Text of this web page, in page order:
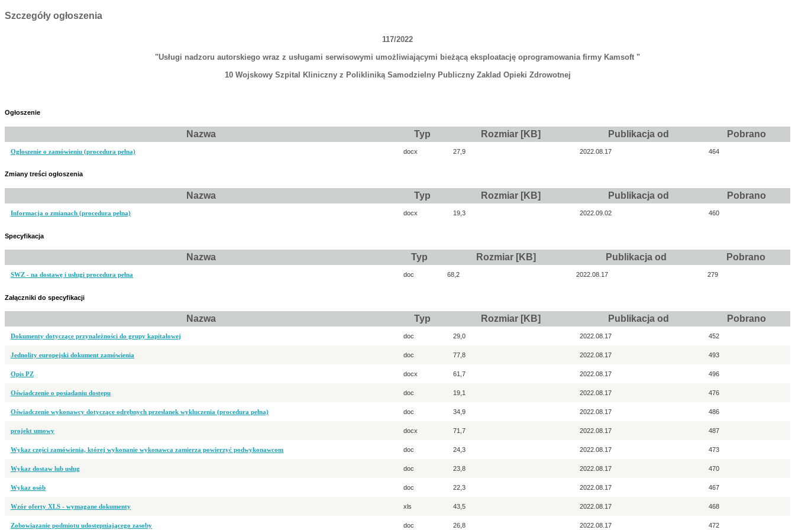
Szczegóły ogłoszenia
117/2022
"Usługi nadzoru autorskiego wraz z usługami serwisowymi umożliwiającymi bieżącą eksploatację oprogramowania firmy Kamsoft "
10 Wojskowy Szpital Kliniczny z Polikliniką Samodzielny Publiczny Zaklad Opieki Zdrowotnej
Ogłoszenie
Nazwa Typ Rozmiar [KB] Publikacja od Pobrano
Ogłoszenie o zamówieniu (procedura pełna) docx 27,9 2022.08.17 464
Zmiany treści ogłoszenia
Nazwa Typ Rozmiar [KB] Publikacja od Pobrano
Informacja o zmianach (procedura pełna) docx 19,3 2022.09.02 460
Specyfikacja
Nazwa Typ Rozmiar [KB] Publikacja od Pobrano
SWZ - na dostawę i usługi procedura pełna doc 68,2 2022.08.17 279
Załączniki do specyfikacji
Nazwa Typ Rozmiar [KB] Publikacja od Pobrano
Dokumenty dotyczące przynależności do grupy kapitałowej doc 29,0 2022.08.17 452
Jednolity europejski dokument zamówienia doc 77,8 2022.08.17 493
Opis PZ docx 61,7 2022.08.17 496
Oświadczenie o posiadaniu dostępu doc 19,1 2022.08.17 476
Oświadczenie wykonawcy dotyczące odrębnych przesłanek wykluczenia (procedura pełna) doc 34,9 2022.08.17 486
projekt umowy docx 71,7 2022.08.17 487
Wykaz części zamówienia, której wykonanie wykonawca zamierza powierzyć podwykonawcom doc 24,3 2022.08.17 473
Wykaz dostaw lub usług doc 23,8 2022.08.17 470
Wykaz osób doc 22,3 2022.08.17 467
Wzór oferty XLS - wymagane dokumenty xls 43,5 2022.08.17 468
Zobowiązanie podmiotu udostępniającego zasoby doc 26,8 2022.08.17 472